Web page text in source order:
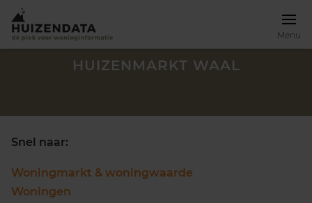
Menu
HUIZENMARKT WAAL
Snel naar:
Woningmarkt & woningwaarde
Woningen